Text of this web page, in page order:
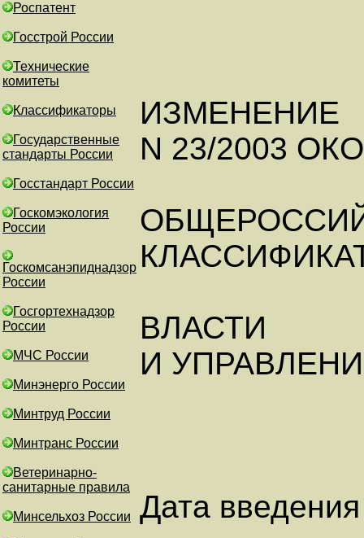
Роспатент
Госстрой России
Технические
комитеты
Классификаторы
Государственные
стандарты России
Госстандарт России
Госкомэкология
России
Госкомсанэпиднадзор
России
Госгортехнадзор
России
МЧС России
Минэнерго России
Минтруд России
Минтранс России
Ветеринарно-
санитарные правила
Минсельхоз России
ИЗМЕНЕНИЕ
N 23/2003
ВЛАСТИ
И
Дата